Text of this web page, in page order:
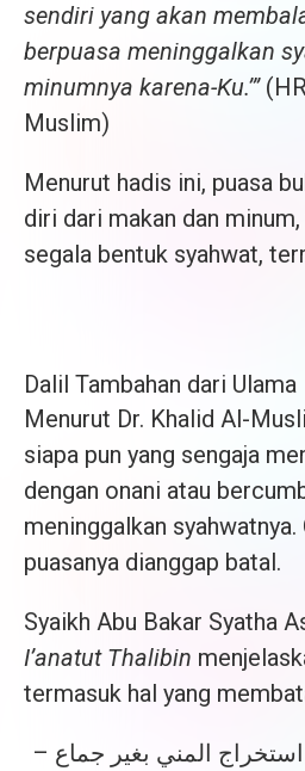
sendiri yang akan
berpuasa meninggalkan
minumnya karena-Ku.’”
Muslim)
Menurut hadis ini, puasa
diri dari makan dan
segala bentuk syahwat,
Dalil Tambahan dari Ulama
Menurut Dr. Khalid Al-
siapa pun yang sengaja
dengan onani atau
meninggalkan syahwatnya.
puasanya dianggap batal.
Syaikh Abu Bakar Syatha
I’anatut Thalibin
termasuk hal yang
المني بغير جماع –